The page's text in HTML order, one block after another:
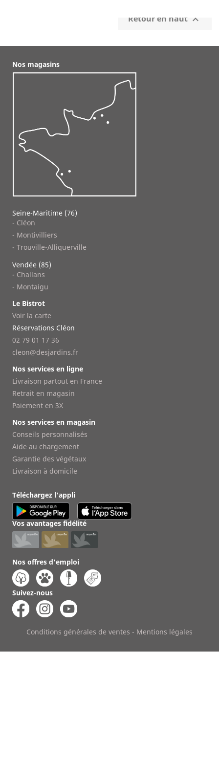
Retour en haut 
Nos magasins
Seine-Maritime (76)
- Cléon
- Montivilliers
- Trouville-Alliquerville
Vendée (85)
- Challans
- Montaigu
Le Bistrot
Voir la carte
Réservations Cléon
02 79 01 17 36
cleon@desjardins.fr
Nos services en ligne
Livraison partout en France
Retrait en magasin
Paiement en 3X
Nos services en magasin
Conseils personnalisés
Aide au chargement
Garantie des végétaux
Livraison à domicile
Téléchargez l'appli
Vos avantages fidélité
Nos offres d'emploi
Suivez-nous
Conditions générales de ventes - Mentions légales